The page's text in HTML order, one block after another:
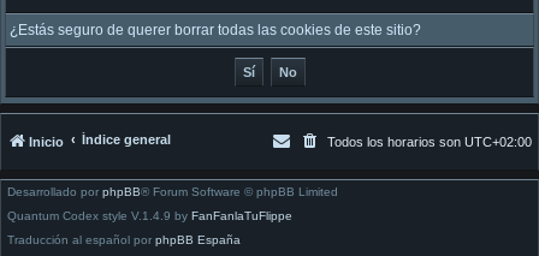
¿Estás seguro de querer borrar todas las cookies de este sitio?
Inicio Índice general Todos los horarios son UTC+02:00
Desarrollado por phpBB® Forum Software © phpBB Limited
Quantum Codex style V.1.4.9 by FanFanlaTuFlippe
Traducción al español por phpBB España